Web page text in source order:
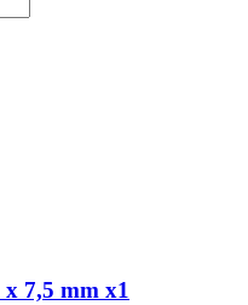
7,5 mm x1